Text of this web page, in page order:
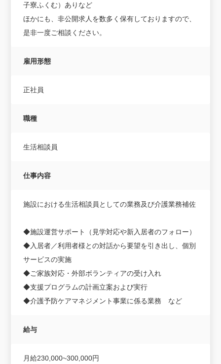
子寮ふくむ）ありなど
ほかにも、非公開求人を数多く保有しておりますので、
是非一度ご相談ください。
雇用形態
正社員
職種
生活相談員
仕事内容
施設における生活相談員としての業務及び介護業務補佐
◆施設運営サポート（見学対応や新入居者のフォロー）
◆入居者／利用者様との対話から要望を引き出し、個別
サービスの実施
◆ご家族対応・外部ボランティアの受け入れ
◆支援プログラムの計画立案および実行
◆介護予防ケアマネジメント事業に係る業務 など
給与
月給230,000~300,000円